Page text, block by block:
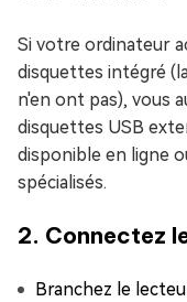
Si votre ordinateur
disquettes intégré
n'en ont pas), vous
disquettes USB
disponible en ligne
spécialisés.
2. Connectez
Branchez le